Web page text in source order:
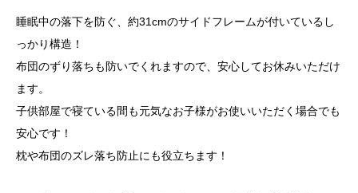
睡眠中の落下を防ぐ、約31cmのサイドフレームが付いているし
っかり構造！
布団のずり落ちも防いでくれますので、安心してお休みいただけ
ます。
子供部屋で寝ている間も元気なお子様がお使いいただく場合でも
安心です！
枕や布団のズレ落ち防止にも役立ちます！